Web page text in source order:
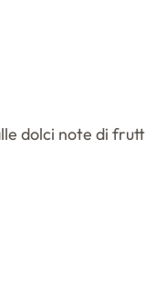
dolci note di